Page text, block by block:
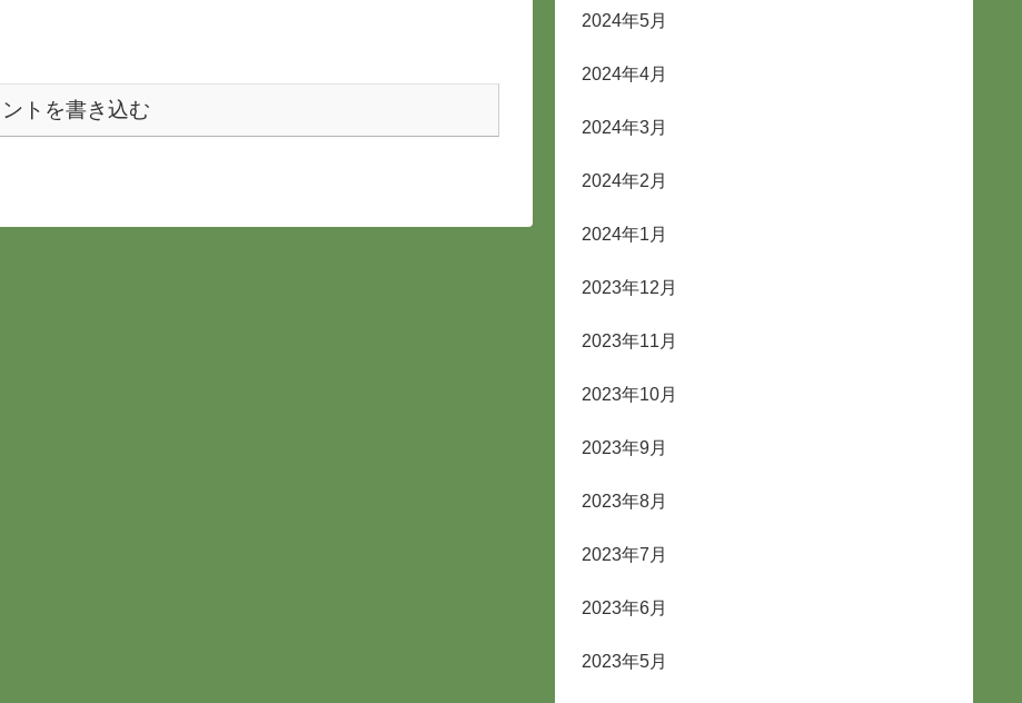
トを書き込む
2024年5月
2024年4月
2024年3月
2024年2月
2024年1月
2023年12月
2023年11月
2023年10月
2023年9月
2023年8月
2023年7月
2023年6月
2023年5月